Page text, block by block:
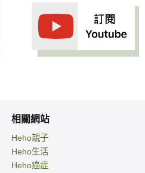
相關網站
Heho親子
Heho生活
Heho癌症